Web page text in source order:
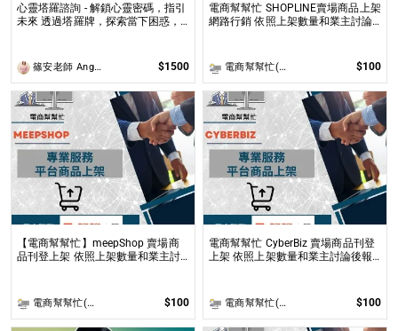
心靈塔羅諮詢 - 解鎖心靈密碼，指引
未來 透過塔羅牌，探索當下困惑，
篠安老師 Angel Yang $1500
電商幫幫忙 SHOPLINE賣場商品上架
網路行銷 依照上架數量和業主討論
電商幫幫忙(電商平台代營運/電商上架/運營策略/網路行銷) $100
【電商幫幫忙】meepShop 賣場商
品刊登上架 依照上架數量和業主討
電商幫幫忙(電商平台代營運/電商上架/運營策略/網路行銷) $100
電商幫幫忙 CyberBiz 賣場商品刊登
上架 依照上架數量和業主討論後報
電商幫幫忙(電商平台代營運/電商上架/運營策略/網路行銷) $100